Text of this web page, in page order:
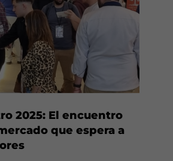
2025: El encuentro
que espera a